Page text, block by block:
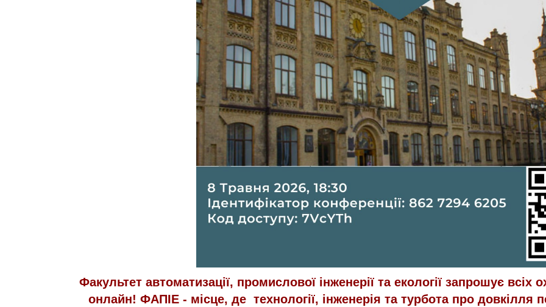
Факультет автоматизації, промислової інженерії та екології запрошує
онлайн! ФАПІЕ - місце, де технології, інженерія та турбота про довкілля